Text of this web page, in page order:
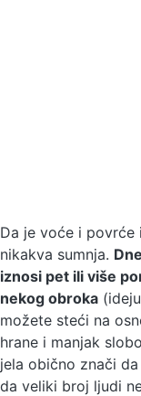
Da je voće i
nikakva sumnja.
iznosi pet ili više
nekog obroka
možete steći na
hrane i manjak
jela obično znači
da veliki broj ljudi